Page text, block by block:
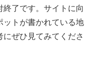
終了です。サイトに向
ットが書かれている地
ぜひ見てみてくださ